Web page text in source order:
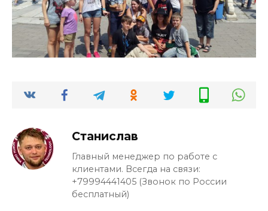
Станислав
Главный менеджер по работе с
клиентами. Всегда на связи:
+79994441405 (Звонок по России
бесплатный)